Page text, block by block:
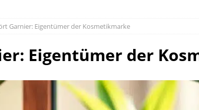
Garnier: Eigentümer der Kosmetikmarke
Eigentümer der